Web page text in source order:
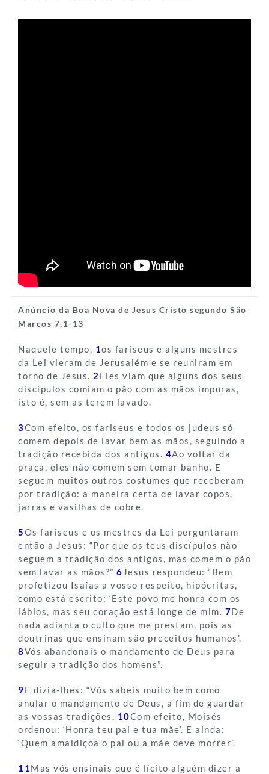
Anúncio da Boa Nova de Jesus Cristo segundo São
Marcos 7,1-13
Naquele tempo, 1os fariseus e alguns mestres
da Lei vieram de Jerusalém e se reuniram em
torno de Jesus. 2 Eles viam que alguns dos seus
discípulos comiam o pão com as mãos impuras,
isto é, sem as terem lavado.
3Com efeito, os fariseus e todos os judeus só
comem depois de lavar bem as mãos, seguindo a
tradição recebida dos antigos. 4Ao voltar da
praça, eles não comem sem tomar banho. E
seguem muitos outros costumes que receberam
por tradição: a maneira certa de lavar copos,
jarras e vasilhas de cobre.
5Os fariseus e os mestres da Lei perguntaram
então a Jesus: “Por que os teus discípulos não
seguem a tradição dos antigos, mas comem o pão
sem lavar as mãos?” 6 Jesus respondeu: “Bem
profetizou Isaías a vosso respeito, hipócritas,
como está escrito: ‘Este povo me honra com os
lábios, mas seu coração está longe de mim. 7De
nada adianta o culto que me prestam, pois as
doutrinas que ensinam são preceitos humanos’.
8Vós abandonais o mandamento de Deus para
seguir a tradição dos homens”.
9E dizia-lhes: “Vós sabeis muito bem como
anular o mandamento de Deus, a fim de guardar
as vossas tradições. 10Com efeito, Moisés
ordenou: ‘Honra teu pai e tua mãe’. E ainda:
‘Quem amaldiçoa o pai ou a mãe deve morrer’.
11Mas vós ensinais que é lícito alguém dizer a